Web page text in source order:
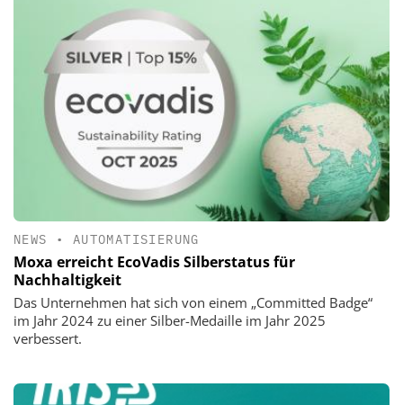
NEWS • AUTOMATISIERUNG
Moxa erreicht EcoVadis Silberstatus für
Nachhaltigkeit
Das Unternehmen hat sich von einem „Committed Badge“
im Jahr 2024 zu einer Silber-Medaille im Jahr 2025
verbessert.